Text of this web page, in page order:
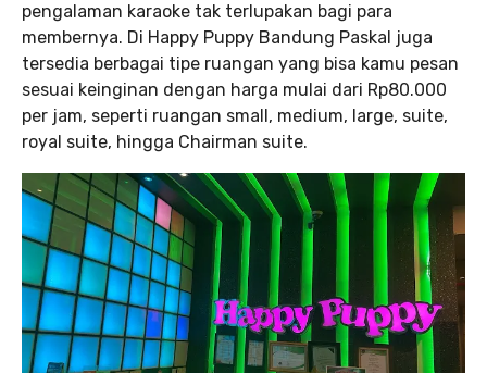
pengalaman karaoke tak terlupakan bagi para
membernya. Di Happy Puppy Bandung Paskal juga
tersedia berbagai tipe ruangan yang bisa kamu pesan
sesuai keinginan dengan harga mulai dari Rp80.000
per jam, seperti ruangan small, medium, large, suite,
royal suite, hingga Chairman suite.